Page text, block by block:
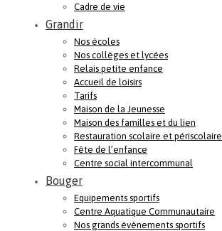
Cadre de vie
Grandir
Nos écoles
Nos collèges et lycées
Relais petite enfance
Accueil de loisirs
Tarifs
Maison de la Jeunesse
Maison des familles et du lien
Restauration scolaire et périscolaire
Fête de l’enfance
Centre social intercommunal
Bouger
Equipements sportifs
Centre Aquatique Communautaire
Nos grands évènements sportifs